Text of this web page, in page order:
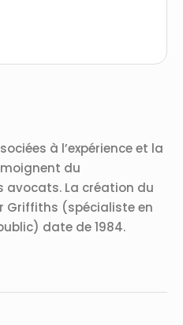
à l’expérience et la
du
avocats. La création du
Griffiths (spécialiste en
date de 1984.